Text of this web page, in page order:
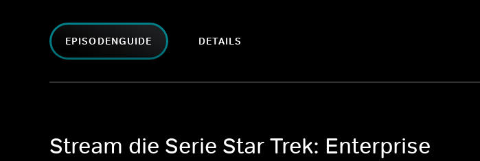
EPISODENGUIDE DETAILS
Stream die Serie Star Trek: Enterprise